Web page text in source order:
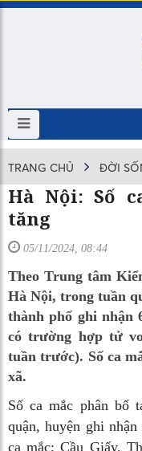
TRANG CHỦ ĐỜI
Hà Nội: Số
tăng
05/11/2024, 08:44
Theo Trung tâm
Hà Nội, trong tuần
thành phố ghi nhận
có trường hợp tử
tuần trước). Số ca
xã.
Số ca mắc phân bố
quận, huyện ghi
ca mắc; Cầu Giấy,